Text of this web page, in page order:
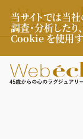
当サイトでは当
調査・分析した
Cookie を使用す